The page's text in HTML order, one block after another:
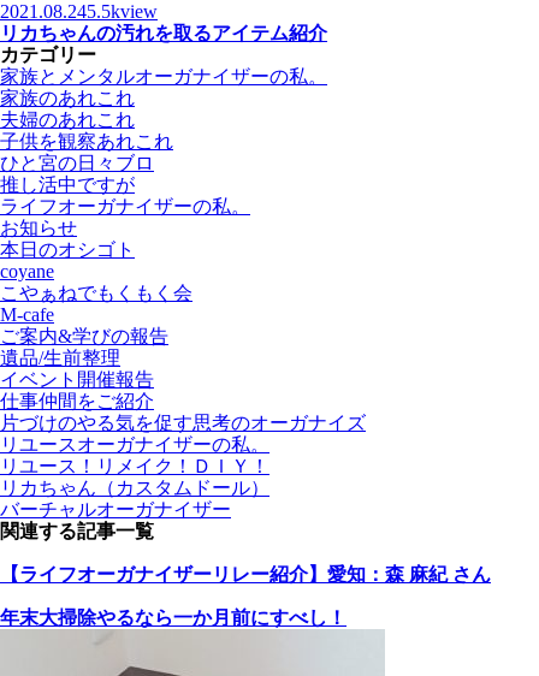
2021.08.245.5kview
リカちゃんの汚れを取るアイテム紹介
カテゴリー
家族とメンタルオーガナイザーの私。
家族のあれこれ
夫婦のあれこれ
子供を観察あれこれ
ひと宮の日々ブロ
推し活中ですが
ライフオーガナイザーの私。
お知らせ
本日のオシゴト
coyane
こやぁねでもくもく会
M-cafe
ご案内&学びの報告
遺品/生前整理
イベント開催報告
仕事仲間をご紹介
片づけのやる気を促す思考のオーガナイズ
リユースオーガナイザーの私。
リユース！リメイク！ＤＩＹ！
リカちゃん（カスタムドール）
バーチャルオーガナイザー
関連する記事一覧
【ライフオーガナイザーリレー紹介】愛知：森 麻紀 さん
年末大掃除やるなら一か月前にすべし！